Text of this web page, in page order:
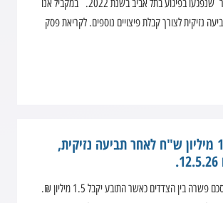
שמשרדנו הגיש גבר שנפגעו בפיגוע בתל אביב בשנת 2022. במקביל אנו
נזיקית לצורך קבלת פיצויים נוספים. לקריאת פסק
פיצוי בסך 1.5 מיליון ש"ח לאחר תביעה נזיקית,
פסק דין המאשר הסכם פשרה בין הצדדים כאשר התובע יקבל 1.5 מיליון ₪.